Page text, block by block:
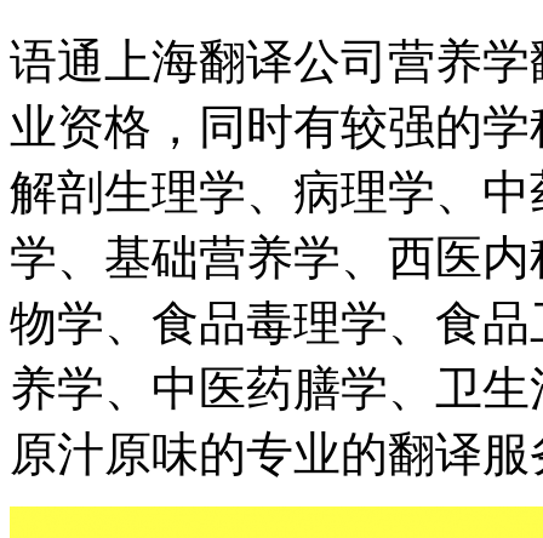
语通上海翻译公司营养
业资格，同时有较强的
解剖生理学、病理学、
学、基础营养学、西医
物学、食品毒理学、食
养学、中医药膳学、卫
原汁原味的专业的翻译服